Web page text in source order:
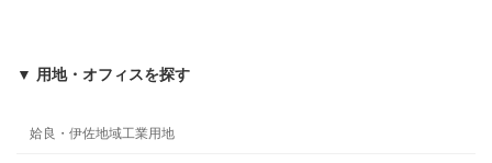
▼ 用地・オフィスを探す
姶良・伊佐地域工業用地